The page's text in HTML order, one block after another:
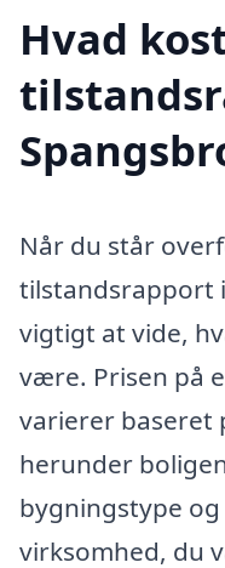
Hvad
Når du står
tilstandsrapport
vigtigt at vide,
være. Prisen på
varierer baseret
herunder
bygningstype
virksomhed, du